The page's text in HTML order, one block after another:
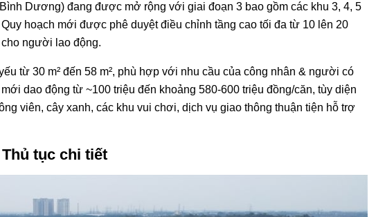
Dương) đang được mở rộng với giai đoạn 3 bao gồm các khu 3, 4, 5
hoạch mới được phê duyệt điều chỉnh tầng cao tối đa từ 10 lên 20
người lao động.
từ 30 m² đến 58 m², phù hợp với nhu cầu của công nhân & người có
dao động từ ~100 triệu đến khoảng 580-600 triệu đồng/căn, tùy diện
viên, cây xanh, các khu vui chơi, dịch vụ giao thông thuận tiện hỗ trợ
tục chi tiết